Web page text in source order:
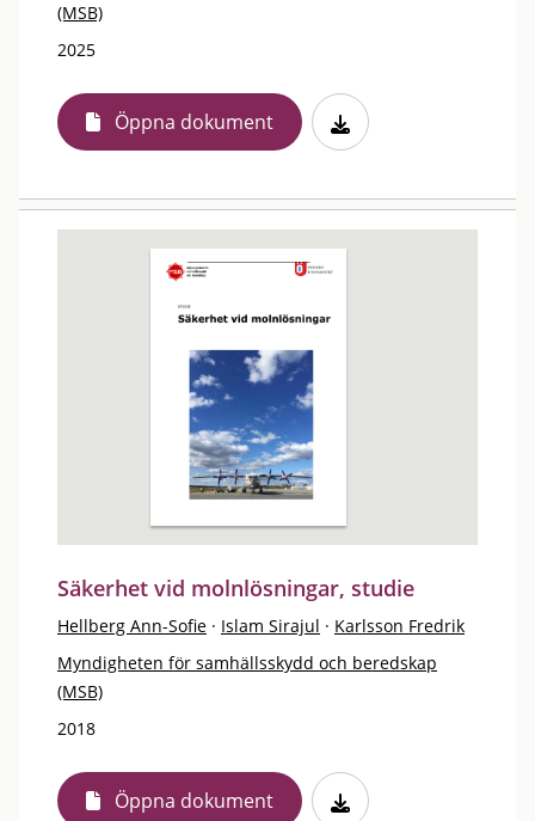
(MSB)
2025
Öppna dokument
Säkerhet vid molnlösningar, studie
Hellberg Ann-Sofie · Islam Sirajul · Karlsson Fredrik
Myndigheten för samhällsskydd och beredskap
(MSB)
2018
Öppna dokument